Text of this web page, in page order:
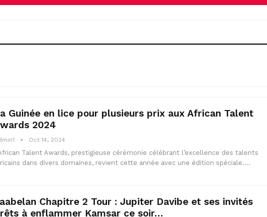
Guinée en lice pour plusieurs prix aux African Talent
2024
Oct 14, 2024
Talent Awards, prestigieuse cérémonie célébrant l’excellence des talents
dans divers domaines, revient cette année avec une édition spéciale.…
Chapitre 2 Tour : Jupiter Davibe et ses invités
à enflammer Kamsar ce soir…